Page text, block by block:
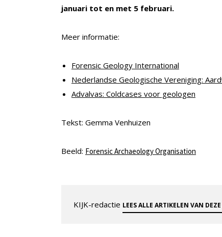
januari tot en met 5 februari.
Meer informatie:
Forensic Geology International
Nederlandse Geologische Vereniging:
Advalvas: Coldcases voor geologen
Tekst: Gemma Venhuizen
Beeld: Forensic Archaeology Organisation
KIJK-redactie LEES ALLE ARTIKELEN VAN